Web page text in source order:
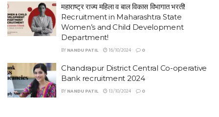
महाराष्ट्र राज्य महिला व बाल विकास विभागात भरती!
Recruitment in Maharashtra State
Women’s and Child Development
Department!
BYNANDU PATIL 16/10/2024 0
Chandrapur District Central Co-operative
Bank recruitment 2024
BYNANDU PATIL 13/10/2024 0